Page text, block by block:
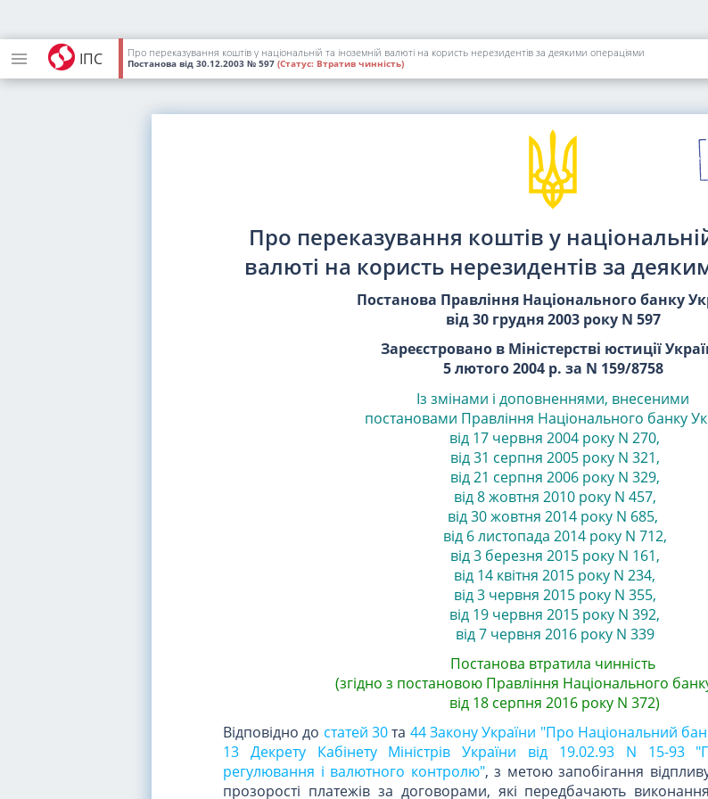
ІПС Про переказування коштів у національній та іноземній валюті на користь нерезидентів за деякими операціями
Постанова від 30.12.2003 № 597 (Статус: Втратив чинність)
Про переказування коштів у
валюті на користь нерезидентів за
Постанова Правління Національного банку
від 30 грудня 2003 року N 597
Зареєстровано в Міністерстві юстиції
5 лютого 2004 р. за N 159/8758
Із змінами і доповненнями, внесеними
постановами Правління Національного банку
від 17 червня 2004 року N 270,
від 31 серпня 2005 року N 321,
від 21 серпня 2006 року N 329,
від 8 жовтня 2010 року N 457,
від 30 жовтня 2014 року N 685,
від 6 листопада 2014 року N 712,
від 3 березня 2015 року N 161,
від 14 квітня 2015 року N 234,
від 3 червня 2015 року N 355,
від 19 червня 2015 року N 392,
від 7 червня 2016 року N 339
Постанова втратила чинність
(згідно з постановою Правління Національного
від 18 серпня 2016 року N 372)
Відповідно до статей 30та 44 Закону України "Про Національний
13 Декрету Кабінету Міністрів України від 19.02.93 N 15-93
регулювання і валютного контролю", з метою запобігання
прозорості платежів за договорами, які передбачають